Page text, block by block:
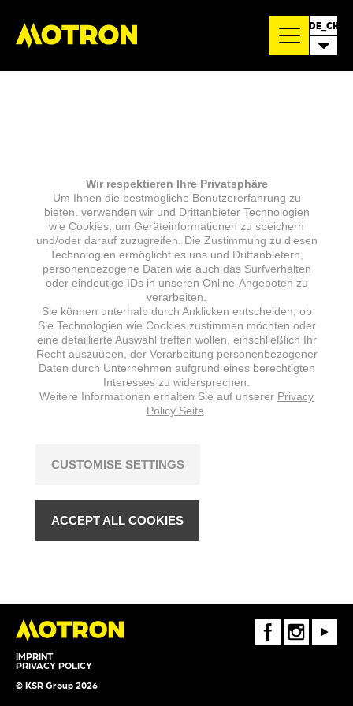
DE_CH
IMPRINT
PRIVACY POLICY
© KSR Group 2026
FaceBookInstagramYoutube
Wir respektieren Ihre Privatsphäre
Um Ihnen die bestmögliche Benutzererfahrung zu
bieten, verwenden wir und Drittanbieter Technologien
wie Cookies, um Geräteinformationen zu speichern
und/oder darauf zuzugreifen. Die Zustimmung zu diesen
Technologien ermöglicht es uns und Drittanbietern,
personenbezogene Daten wie auch das Surfverhalten
oder eindeutige IDs in unseren Online-Angeboten zu
verarbeiten.
Sie können unterhalb durch Anklicken entscheiden, ob
Sie Technologien wie Cookies zustimmen möchten oder
eine detaillierte Auswahl treffen wollen, einschließlich Ihr
Recht auszuüben, der Verarbeitung personenbezogener
Daten durch Unternehmen aufgrund eines berechtigten
Interesses zu widersprechen.
Weitere Informationen erhalten Sie auf unserer Privacy
Policy Seite
CUSTOMISE SETTINGS
ACCEPT ALL COOKIES